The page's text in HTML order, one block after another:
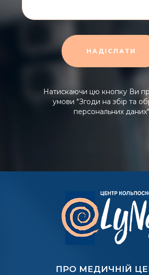
Натискаючи цю кнопку Ви
умови "Згоди на збір та
персональних даних"
ПРО МЕДИЧНІЙ